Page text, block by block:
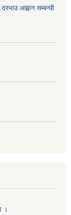
आह्वान सम्बन्धी
।